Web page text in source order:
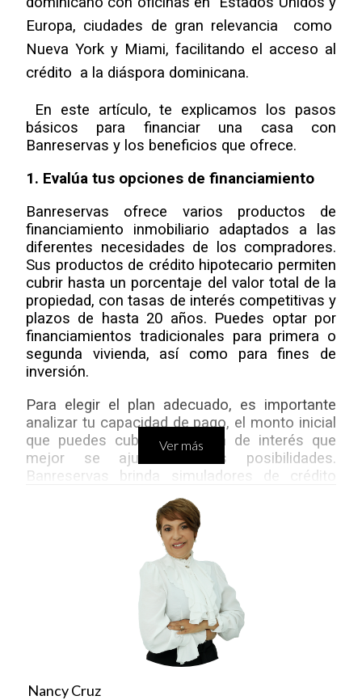
Europa, ciudades de gran relevancia  como
Nueva York y Miami​​, facilitando el acceso al
crédito  a la diáspora dominicana.
En este artículo, te explicamos los pasos
básicos para financiar una casa con
Banreservas y los beneficios que ofrece.
1. Evalúa tus opciones de financiamiento
Banreservas ofrece varios productos de
financiamiento inmobiliario adaptados a las
diferentes necesidades de los compradores.
Sus productos de crédito hipotecario permiten
cubrir hasta un porcentaje del valor total de la
propiedad, con tasas de interés competitivas y
plazos de hasta 20 años. Puedes optar por
financiamientos tradicionales para primera o
segunda vivienda, así como para fines de
inversión.
Para elegir el plan adecuado, es importante
analizar tu capacidad de pago, el monto inicial
que puedes cubrir, y la tasa de interés que
mejor se ajuste a tus posibilidades.
Banreservas brinda simuladores de crédito
que permiten estimar tus cuotas mensuales,
facilitando la planeación de tu presupuesto.
2. Requisitos para solicitar el crédito
Para solicitar un crédito hipotecario en
Banreservas, es necesario cumplir con ciertos
requisitos. Aquí te mencionamos los
Edad y documentación
Ver más
Nancy Cruz